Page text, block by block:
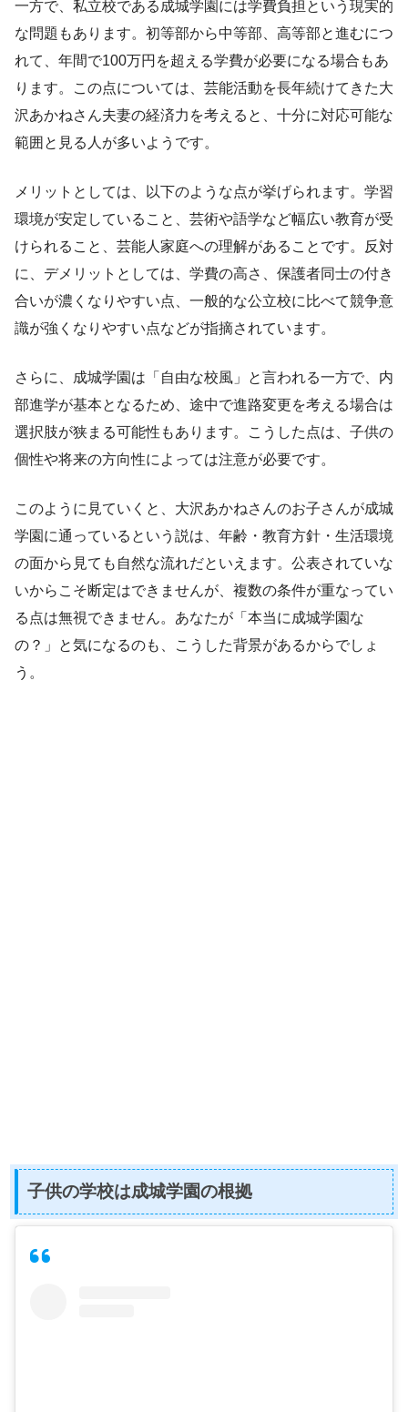
一方で、私立校である成城学園には学費負担という現実的
な問題もあります。初等部から中等部、高等部と進むにつ
れて、年間で100万円を超える学費が必要になる場合もあ
ります。この点については、芸能活動を長年続けてきた大
沢あかねさん夫妻の経済力を考えると、十分に対応可能な
範囲と見る人が多いようです。
メリットとしては、以下のような点が挙げられます。学習
環境が安定していること、芸術や語学など幅広い教育が受
けられること、芸能人家庭への理解があることです。反対
に、デメリットとしては、学費の高さ、保護者同士の付き
合いが濃くなりやすい点、一般的な公立校に比べて競争意
識が強くなりやすい点などが指摘されています。
さらに、成城学園は「自由な校風」と言われる一方で、内
部進学が基本となるため、途中で進路変更を考える場合は
選択肢が狭まる可能性もあります。こうした点は、子供の
個性や将来の方向性によっては注意が必要です。
このように見ていくと、大沢あかねさんのお子さんが成城
学園に通っているという説は、年齢・教育方針・生活環境
の面から見ても自然な流れだといえます。公表されていな
いからこそ断定はできませんが、複数の条件が重なってい
る点は無視できません。あなたが「本当に成城学園な
の？」と気になるのも、こうした背景があるからでしょ
う。
子供の学校は成城学園の根拠